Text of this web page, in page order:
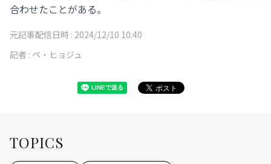
合わせたことがある。
元記事配信日時 : 2024/12/10 10:40
記者 : ペ・ヒョジュ
TOPICS